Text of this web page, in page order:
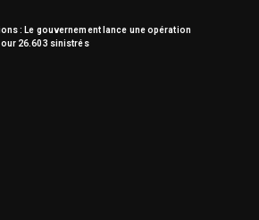
: Le gouvernement lance une opération
26.603 sinistrés